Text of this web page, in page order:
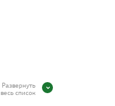
Развернуть
весь список